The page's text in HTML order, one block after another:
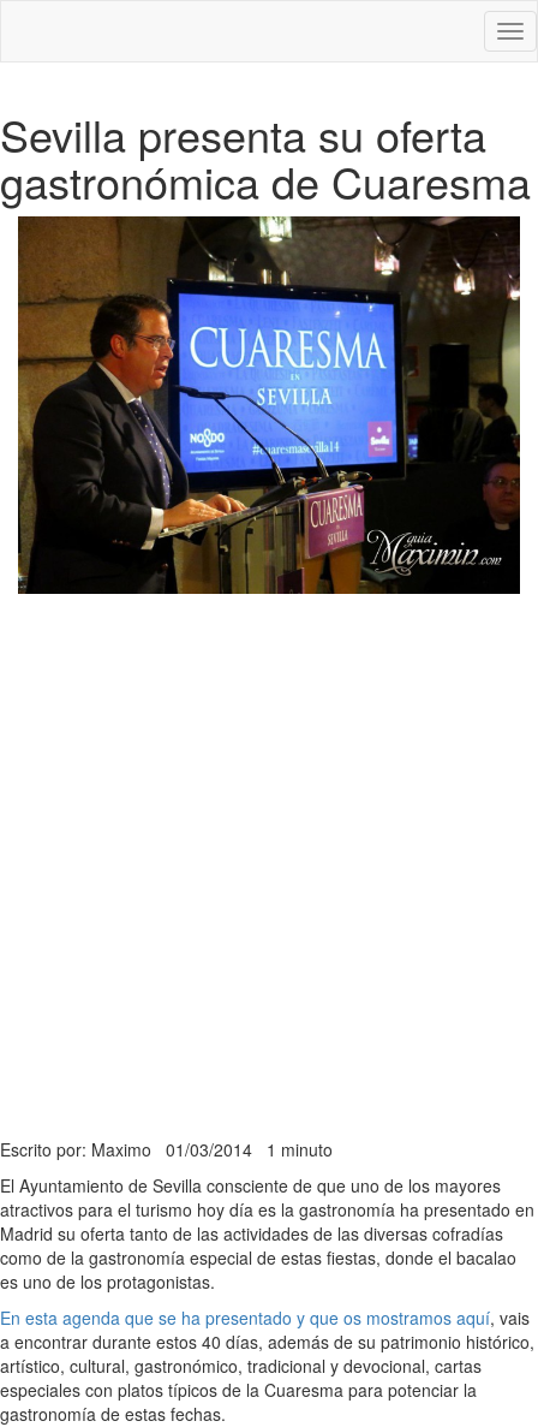
Sevilla presenta su oferta
gastronómica de Cuaresma
Escrito por: Maximo 01/03/2014 1 minuto
El Ayuntamiento de Sevilla consciente de que uno de los mayores
atractivos para el turismo hoy día es la gastronomía ha presentado en
Madrid su oferta tanto de las actividades de las diversas cofradías
como de la gastronomía especial de estas fiestas, donde el bacalao
es uno de los protagonistas.
En esta agenda que se ha presentado y que os mostramos aquí, vais
a encontrar durante estos 40 días, además de su patrimonio histórico,
artístico, cultural, gastronómico, tradicional y devocional, cartas
especiales con platos típicos de la Cuaresma para potenciar la
gastronomía de estas fechas.